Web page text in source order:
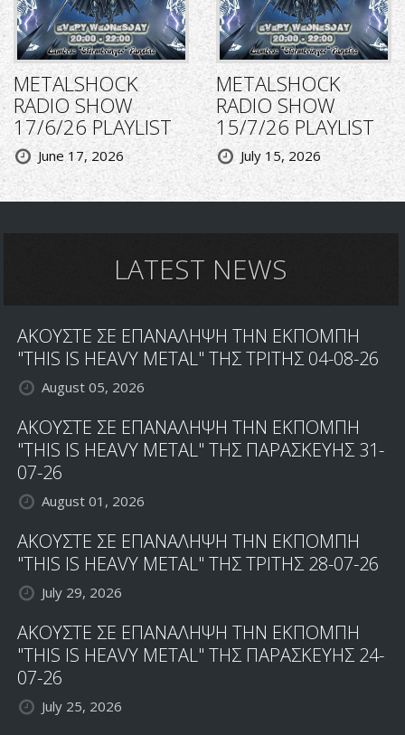
METALSHOCK
RADIO SHOW
17/6/26 PLAYLIST
June 17, 2026
METALSHOCK
RADIO SHOW
15/7/26 PLAYLIST
July 15, 2026
LATEST NEWS
ΑΚΟΥΣΤΕ ΣΕ ΕΠΑΝΑΛΗΨΗ ΤΗΝ ΕΚΠΟΜΠΗ
"THIS IS HEAVY METAL" ΤΗΣ ΤΡΙΤΗΣ 04-08-26
August 05, 2026
ΑΚΟΥΣΤΕ ΣΕ ΕΠΑΝΑΛΗΨΗ ΤΗΝ ΕΚΠΟΜΠΗ
"THIS IS HEAVY METAL" ΤΗΣ ΠΑΡΑΣΚΕΥΗΣ 31-
07-26
August 01, 2026
ΑΚΟΥΣΤΕ ΣΕ ΕΠΑΝΑΛΗΨΗ ΤΗΝ ΕΚΠΟΜΠΗ
"THIS IS HEAVY METAL" ΤΗΣ ΤΡΙΤΗΣ 28-07-26
July 29, 2026
ΑΚΟΥΣΤΕ ΣΕ ΕΠΑΝΑΛΗΨΗ ΤΗΝ ΕΚΠΟΜΠΗ
"THIS IS HEAVY METAL" ΤΗΣ ΠΑΡΑΣΚΕΥΗΣ 24-
07-26
July 25, 2026